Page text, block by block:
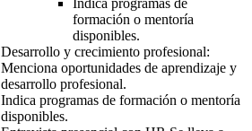
Indica programas de
formación o mentoría
disponibles.
Desarrollo y crecimiento profesional:
Menciona oportunidades de aprendizaje y
desarrollo profesional.
Indica programas de formación o mentoría
disponibles.